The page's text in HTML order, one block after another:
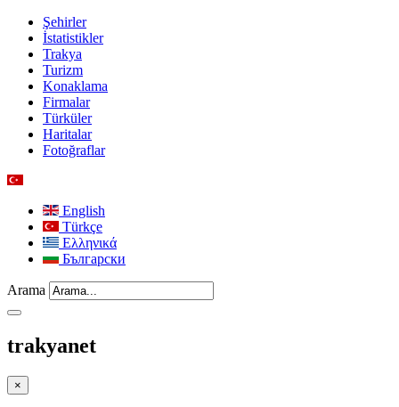
Şehirler
İstatistikler
Trakya
Turizm
Konaklama
Firmalar
Türküler
Haritalar
Fotoğraflar
English
Türkçe
Ελληνικά
Български
Arama
trakyanet
×